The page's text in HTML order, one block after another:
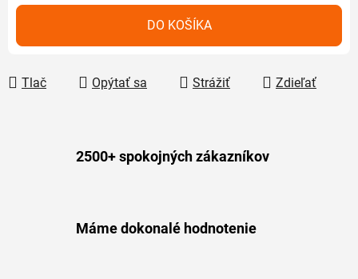
DO KOŠÍKA
Tlač Opýtať sa Strážiť Zdieľať
2500+ spokojných zákazníkov
Máme dokonalé hodnotenie